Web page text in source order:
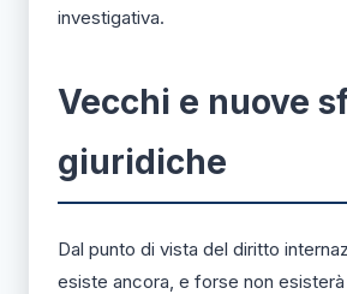
investigativa.
Vecchi e nuove
giuridiche
Dal punto di vista del diritto
esiste ancora, e forse non esisterà